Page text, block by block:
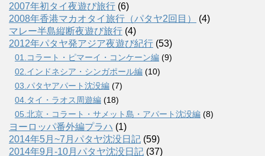
2007年初タイ夜遊び旅行 (6)
2008年香港マカオタイ旅行（パタヤ2回目）
(4)
マレー半島縦断夜遊び旅行 (4)
2012年パタヤ発アジア夜遊び紀行 (53)
01.コラート・ピマーイ・コンケーン編 (9)
02.インドネシア・シンガポール編 (10)
03.パタヤアパート沈没編 (7)
04.タイ・ラオス周遊編 (18)
05.北京・コラート・サメット島・アパート沈没編 (8)
ヨーロッパ番外編プラハ (1)
2014年5月~7月パタヤ沈没日記 (59)
2014年9月-10月パタヤ沈没日記 (37)